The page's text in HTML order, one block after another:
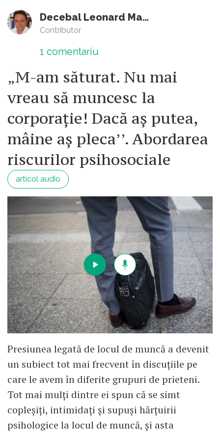
Decebal Leonard Marin
Contributor
1 comentariu
„M-am săturat. Nu mai
vreau să muncesc la
corporație! Dacă aș putea,
mâine aș pleca’’. Abordarea
riscurilor psihosociale
articol audio
Presiunea legată de locul de muncă a devenit
un subiect tot mai frecvent în discuțiile pe
care le avem în diferite grupuri de prieteni.
Tot mai mulți dintre ei spun că se simt
copleșiți, intimidați și supuși hărțuirii
psihologice la locul de muncă, și asta